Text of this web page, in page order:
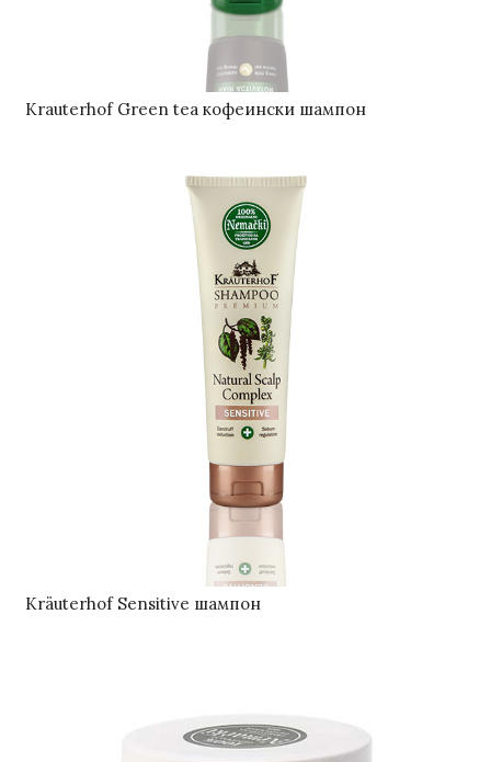
Krauterhof Green tea кофеински шампон
Kräuterhof Sensitive шампон